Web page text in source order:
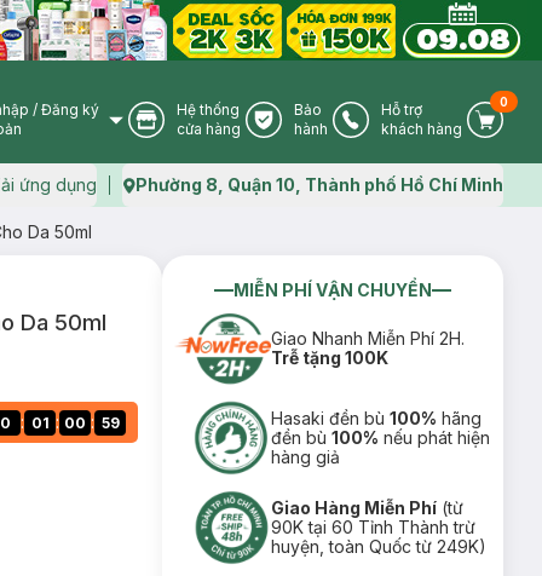
User Icon
/ Đăng ký
Store Icon
Hệ thống
cửa hàng
Warranty Icon
Bảo
hành
Phone Icon
Hỗ trợ
khách hàng
Cart
0
ứng dụng Map icon
Phường 8, Quận 10, Thành phố Hồ Chí Minh
Da 50ml
Da 50ml
0 : 01 : 00 : 58
MIỄN PHÍ VẬN CHUYỂN
Giao Nhanh Miễn Phí 2H.
Trễ tặng 100K
Hasaki đền bù100% hãng
đền bù100% nếu phát hiện
hàng giả
Giao Hàng Miễn Phí (từ
90K tại 60 Tỉnh Thành trừ
huyện, toàn Quốc từ 249K)